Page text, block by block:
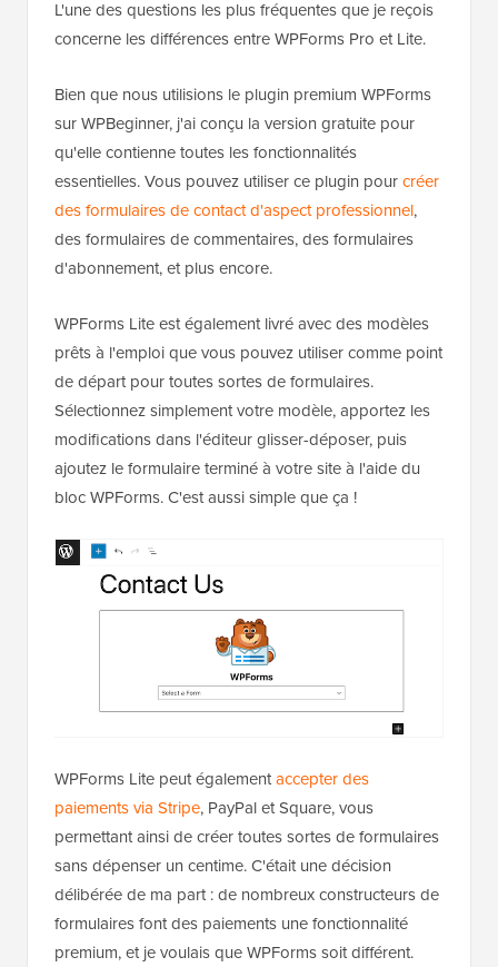
L'une des questions les plus fréquentes que je reçois
concerne les différences entre WPForms Pro et Lite.
Bien que nous utilisions le plugin premium WPForms
sur WPBeginner, j'ai conçu la version gratuite pour
qu'elle contienne toutes les fonctionnalités
essentielles. Vous pouvez utiliser ce plugin pourcréer
des formulaires de contact d'aspect professionnel,
des formulaires de commentaires, des formulaires
d'abonnement, et plus encore.
WPForms Lite est également livré avec des modèles
prêts à l'emploi que vous pouvez utiliser comme point
de départ pour toutes sortes de formulaires.
Sélectionnez simplement votre modèle, apportez les
modifications dans l'éditeur glisser-déposer, puis
ajoutez le formulaire terminé à votre site à l'aide du
bloc WPForms. C'est aussi simple que ça !
WPForms Lite peut égalementaccepter des
paiements via Stripe, PayPal et Square, vous
permettant ainsi de créer toutes sortes de formulaires
sans dépenser un centime. C'était une décision
délibérée de ma part : de nombreux constructeurs de
formulaires font des paiements une fonctionnalité
premium, et je voulais que WPForms soit différent.